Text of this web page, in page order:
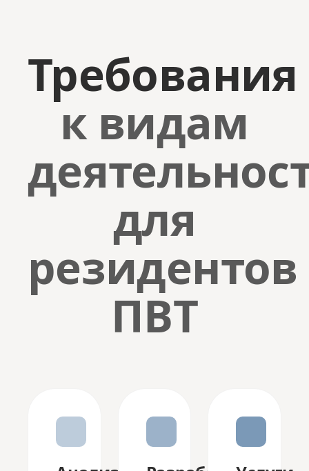
Требования
к видам
для
резидентов
ПВТ